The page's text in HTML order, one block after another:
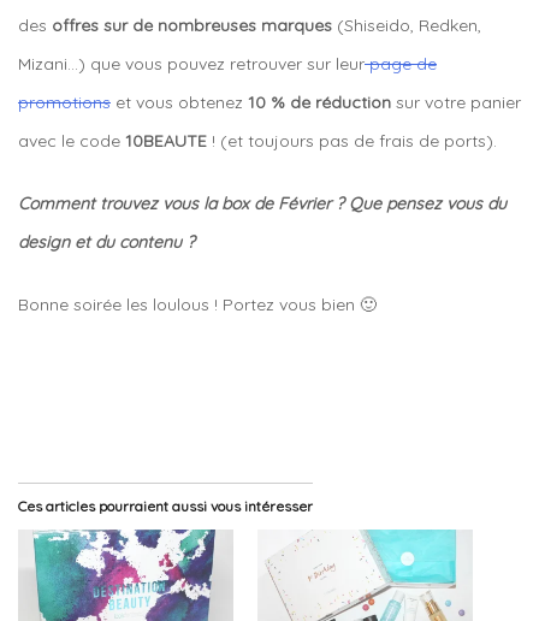
des offres sur de nombreuses marques (Shiseido, Redken,
Mizani…) que vous pouvez retrouver sur leurpage de
promotions et vous obtenez 10 % de réduction sur votre panier
avec le code 10BEAUTE ! (et toujours pas de frais de ports).
Comment trouvez vous la box de Février ? Que pensez vous du
design et du contenu ?
Bonne soirée les loulous ! Portez vous bien 🙂
Ces articles pourraient aussi vous intéresser